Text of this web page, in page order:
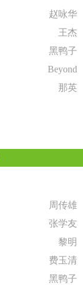
赵咏华
王杰
黑鸭子
Beyond
那英
周传雄
张学友
黎明
费玉清
黑鸭子